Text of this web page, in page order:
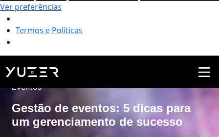
Ver preferências
Termos e Políticas
Eventos
Gestão de eventos: 5 dicas para
um gerenciamento de sucesso